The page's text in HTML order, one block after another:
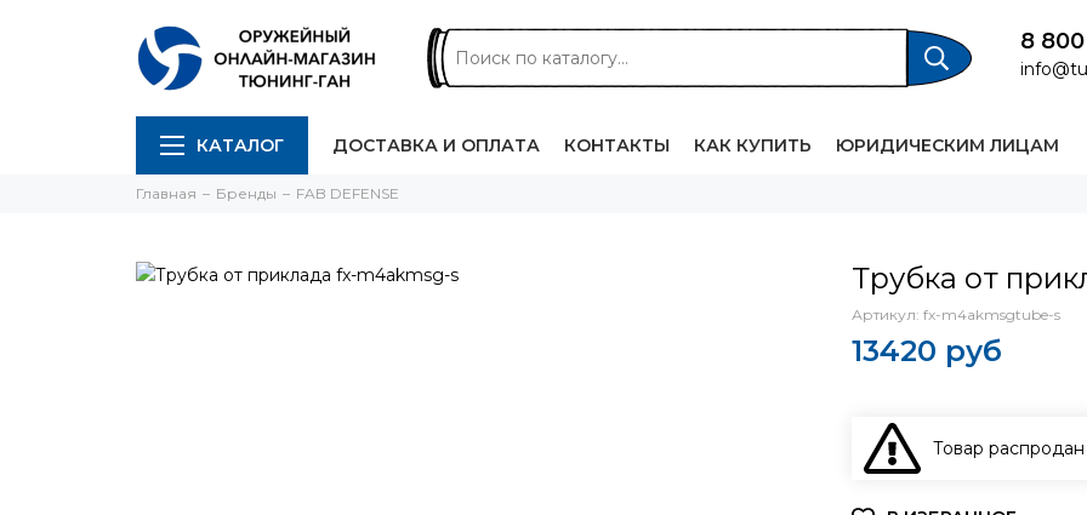
8
КАТАЛОГ ДОСТАВКА И ОПЛАТА КОНТАКТЫ КАК КУПИТЬ ЮРИДИЧЕСКИМ ЛИЦАМ
Главная Бренды FAB DEFENSE
Трубка от
Артикул: fx-m4akmsgtube-s
13420 руб
Товар распродан